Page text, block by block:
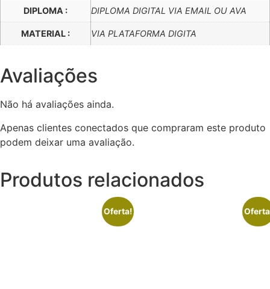
DIPLOMA : DIPLOMA DIGITAL VIA EMAIL OU AVA
MATERIAL : VIA PLATAFORMA DIGITA
Avaliações
Não há avaliações ainda.
Apenas clientes conectados que compraram este produto
podem deixar uma avaliação.
Produtos relacionados
Oferta!